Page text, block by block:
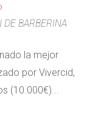
BARBERINA
la mejor
por Vivercid,
(10.000€)...